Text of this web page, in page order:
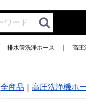
排水管洗浄ホース 高圧
全商品 高圧洗浄機ホ